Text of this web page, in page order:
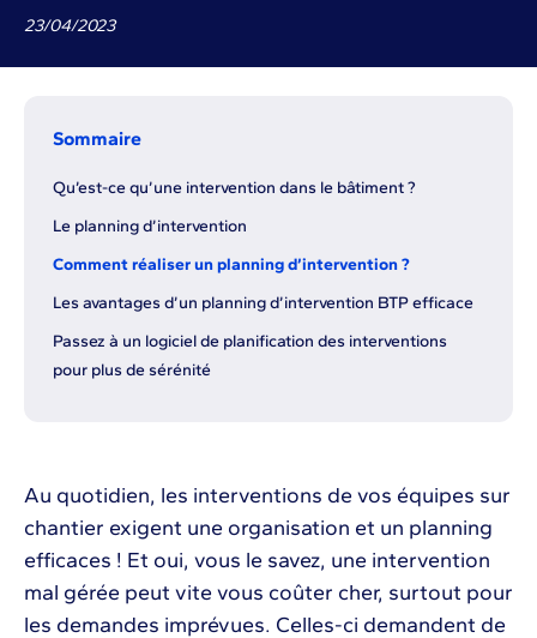
23/04/2023
Sommaire
Qu’est-ce qu’une intervention dans le bâtiment ?
Le planning d’intervention
Comment réaliser un planning d’intervention ?
Les avantages d’un planning d’intervention BTP efficace
Passez à un logiciel de planification des interventions
pour plus de sérénité
Au quotidien, les interventions de vos équipes sur
chantier exigent une organisation et un planning
efficaces ! Et oui, vous le savez, une intervention
mal gérée peut vite vous coûter cher, surtout pour
les demandes imprévues. Celles-ci demandent de